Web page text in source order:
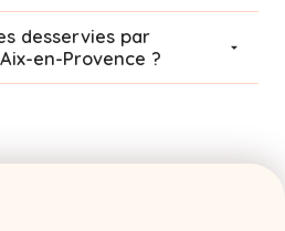
desservies par
Aix-en-Provence ?